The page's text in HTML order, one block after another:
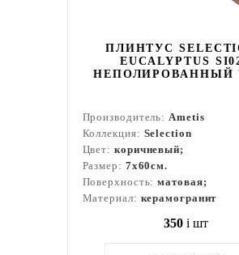
ПЛИНТУС
EUCALYPTUS
НЕПОЛИРОВАННЫЙ
Производитель:Ametis
Коллекция: Selection
Цвет: коричневый;
Размер: 7x60см.
Поверхность:матовая;
Материал: керамогранит
350 i шт